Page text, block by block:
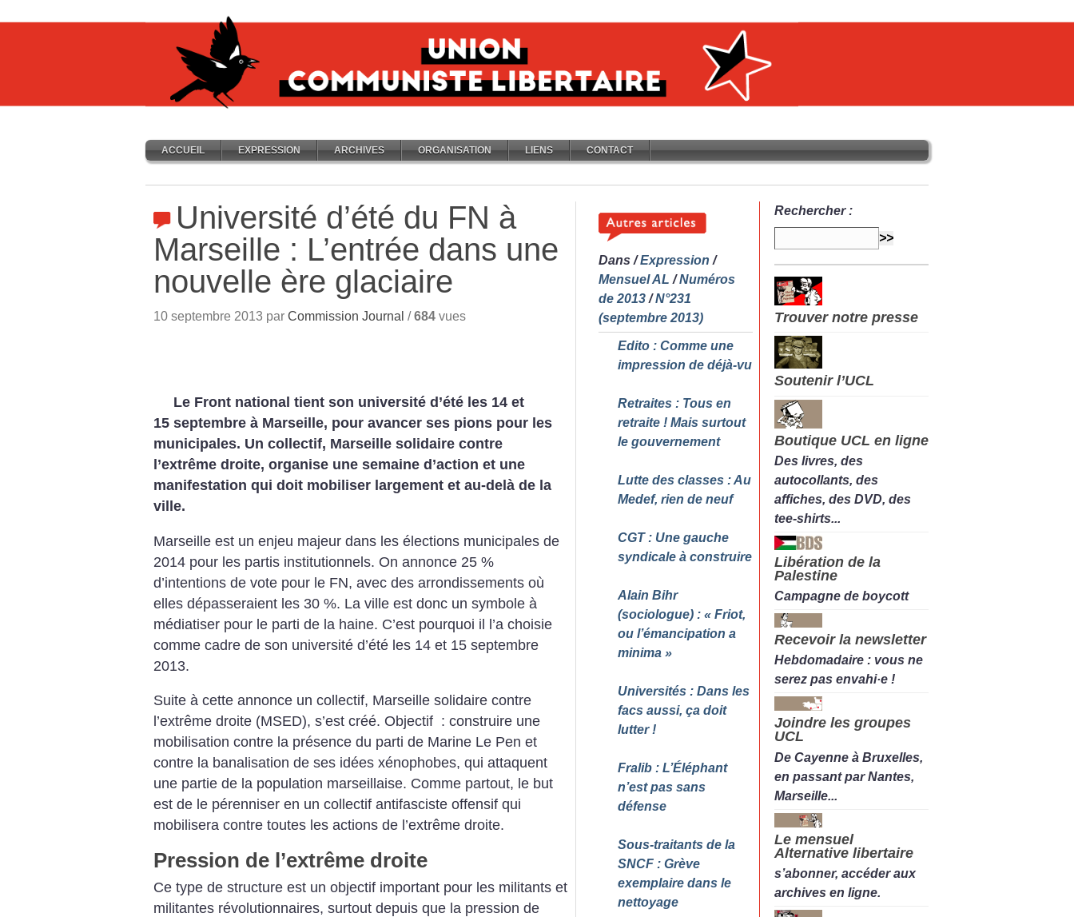
ACCUEIL EXPRESSION ARCHIVES ORGANISATION LIENS CONTACT
Université d’été du FN à
Marseille : L’entrée dans une
nouvelle ère glaciaire
10 septembre 2013 par Commission Journal /684 vues
Le Front national tient son université d’été les 14 et
15 septembre à Marseille, pour avancer ses pions pour les
municipales. Un collectif, Marseille solidaire contre
l’extrême droite, organise une semaine d’action et une
manifestation qui doit mobiliser largement et au-delà de la
ville.
Marseille est un enjeu majeur dans les élections municipales de
2014 pour les partis institutionnels. On annonce 25 %
d’intentions de vote pour le FN, avec des arrondissements où
elles dépasseraient les 30 %. La ville est donc un symbole à
médiatiser pour le parti de la haine. C’est pourquoi il l’a choisie
comme cadre de son université d’été les 14 et 15 septembre
2013.
Suite à cette annonce un collectif, Marseille solidaire contre
l’extrême droite (MSED), s’est créé. Objectif : construire une
mobilisation contre la présence du parti de Marine Le Pen et
contre la banalisation de ses idées xénophobes, qui attaquent
une partie de la population marseillaise. Comme partout, le but
est de le pérenniser en un collectif antifasciste offensif qui
mobilisera contre toutes les actions de l’extrême droite.
Pression de l’extrême droite
Ce type de structure est un objectif important pour les militants et
militantes révolutionnaires, surtout depuis que la pression de
Dans /Expression /
Mensuel AL /Numéros
de 2013 /N°231
(septembre 2013)
Edito : Comme une
impression de déjà-vu
Retraites : Tous en
retraite ! Mais surtout
le gouvernement
Lutte des classes : Au
Medef, rien de neuf
CGT : Une gauche
syndicale à construire
Alain Bihr
(sociologue) : « Friot,
ou l’émancipation a
minima »
Universités : Dans les
facs aussi, ça doit
lutter !
Fralib : L’Éléphant
n’est pas sans
défense
Sous-traitants de la
SNCF : Grève
exemplaire dans le
nettoyage
Rechercher :
Trouver notre presse
Soutenir l’UCL
Boutique UCL en ligne
Des livres, des
autocollants, des
affiches, des DVD, des
tee-shirts...
Libération de la
Palestine
Campagne de boycott
Recevoir la newsletter
Hebdomadaire : vous ne
serez pas envahi·e !
Joindre les groupes
UCL
De Cayenne à Bruxelles,
en passant par Nantes,
Marseille...
Le mensuel
Alternative libertaire
s’abonner, accéder aux
archives en ligne.